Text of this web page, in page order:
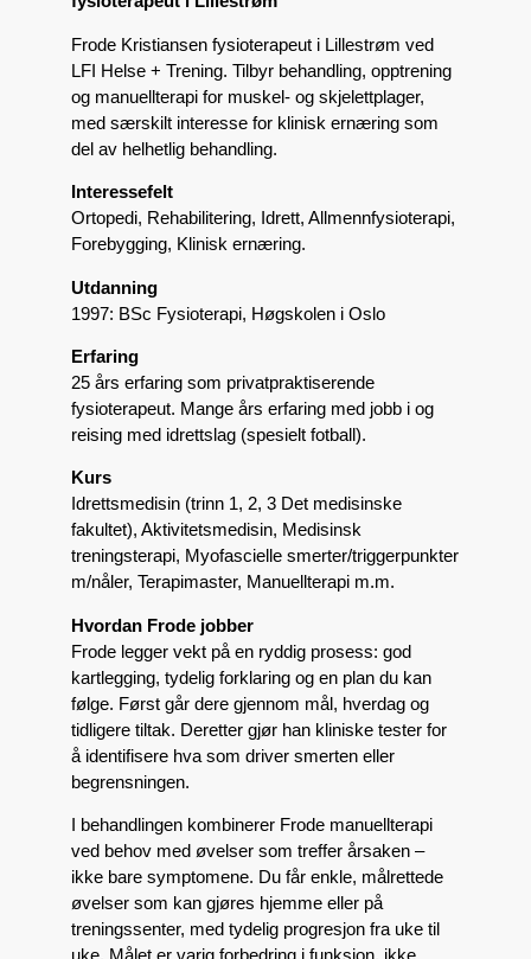
Frode Kristiansen fysioterapeut i Lillestrøm ved
LFI Helse + Trening. Tilbyr behandling, opptrening
og manuellterapi for muskel- og skjelettplager,
med særskilt interesse for klinisk ernæring som
del av helhetlig behandling.
Interessefelt
Ortopedi, Rehabilitering, Idrett, Allmennfysioterapi,
Forebygging, Klinisk ernæring.
Utdanning
1997: BSc Fysioterapi, Høgskolen i Oslo
Erfaring
25 års erfaring som privatpraktiserende
fysioterapeut. Mange års erfaring med jobb i og
reising med idrettslag (spesielt fotball).
Kurs
Idrettsmedisin (trinn 1, 2, 3 Det medisinske
fakultet), Aktivitetsmedisin, Medisinsk
treningsterapi, Myofascielle smerter/triggerpunkter
m/nåler, Terapimaster, Manuellterapi m.m.
Hvordan Frode jobber
Frode legger vekt på en ryddig prosess: god
kartlegging, tydelig forklaring og en plan du kan
følge. Først går dere gjennom mål, hverdag og
tidligere tiltak. Deretter gjør han kliniske tester for
å identifisere hva som driver smerten eller
begrensningen.
I behandlingen kombinerer Frode manuellterapi
ved behov med øvelser som treffer årsaken –
ikke bare symptomene. Du får enkle, målrettede
øvelser som kan gjøres hjemme eller på
treningssenter, med tydelig progresjon fra uke til